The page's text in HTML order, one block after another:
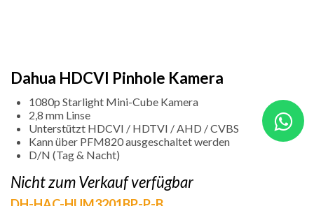
Dahua HDCVI Pinhole Kamera
1080p Starlight Mini-Cube Kamera
2,8 mm Linse
Unterstützt HDCVI / HDTVI / AHD / CVBS
Kann über PFM820 ausgeschaltet werden
D/N (Tag & Nacht)
Nicht zum Verkauf verfügbar